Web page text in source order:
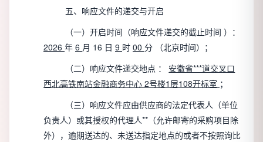
五、响应文件的递交与开启
（一）开启时间（响应文件递交的截止时间）：
2026 年 6 月 16 日 9 时 00 分
（北京时间）；
（二）响应文件递交地点 ： 安徽省***道交叉口
西北高铁南站金融商务中心 2号楼1层108开标室 ；
（三）响应文件应由供应商的法定代表人（单位
负责人）或其授权的代理人**（允许邮寄的采购项目除
外），逾期送达的、未送达指定地点的或者不按照询比